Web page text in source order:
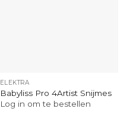
ELEKTRA
Babyliss Pro 4Artist Snijmes
Log in om te bestellen